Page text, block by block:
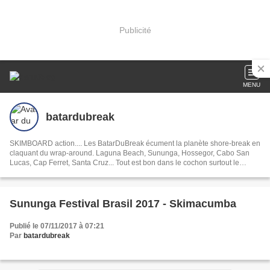
Publicité
MENU
batardubreak
SKIMBOARD action.... Les BatarDuBreak écument la planète shore-break en
claquant du wrap-around. Laguna Beach, Sununga, Hossegor, Cabo San
Lucas, Cap Ferret, Santa Cruz... Tout est bon dans le cochon surtout le
Sununga Festival Brasil 2017 - Skimacumba
Publié le 07/11/2017 à 07:21
Par batardubreak